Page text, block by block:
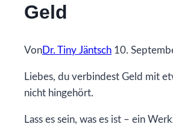
Geld
VonDr. Tiny Jäntsch 10.
Liebes, du verbindest Geld mit
nicht hingehört.
Lass es sein, was es ist – ein